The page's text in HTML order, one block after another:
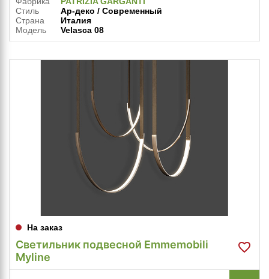
Стиль
Ар-деко / Современный
Страна
Италия
Модель
Velasca 08
На заказ
Светильник подвесной Emmemobili
Myline